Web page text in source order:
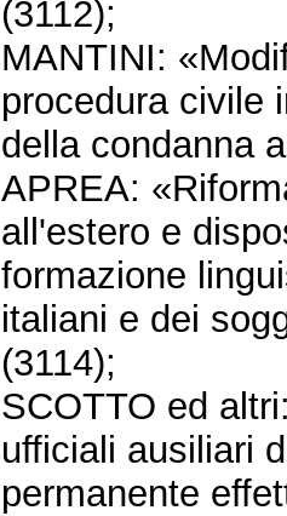
(3112);
MANTINI:
procedura civile
della condanna
APREA:
all'estero e
formazione
italiani e dei
(3114);
SCOTTO ed
ufficiali ausiliari
permanente